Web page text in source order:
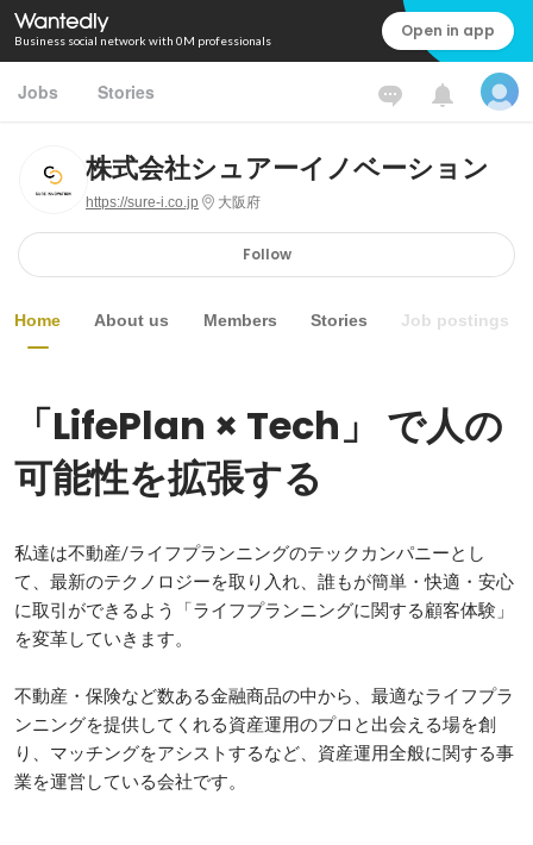
Business social network with 0M professionals Open in app
Jobs Stories
株式会社シュアーイノベーション
https://sure-i.co.jp 大阪府
Follow
Home About us Members Stories Job postings
「LifePlan × Tech」 で人の
可能性を拡張する
私達は不動産/ライフプランニングのテックカンパニーとし
て、最新のテクノロジーを取り入れ、誰もが簡単・快適・安心
に取引ができるよう「ライフプランニングに関する顧客体験」
を変革していきます。
不動産・保険など数ある金融商品の中から、最適なライフプラ
ンニングを提供してくれる資産運用のプロと出会える場を創
り、マッチングをアシストするなど、資産運用全般に関する事